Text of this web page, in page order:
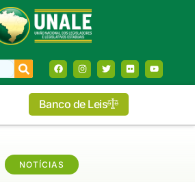
Banco de Leis
NOTÍCIAS